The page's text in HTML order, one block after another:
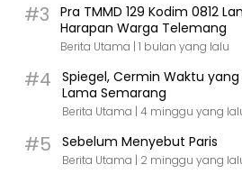
#3
Pra TMMD 129 Kodim 0812
Harapan Warga Telemang
Berita Utama | 1 bulan yang lalu
#4
Spiegel, Cermin Waktu
Lama Semarang
Berita Utama | 4 minggu yang
#5 Sebelum Menyebut Paris
Berita Utama | 2 minggu yang